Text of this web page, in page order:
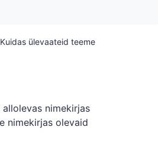
Kuidas ülevaateid teeme
nimekirjas
nimekirjas olevaid